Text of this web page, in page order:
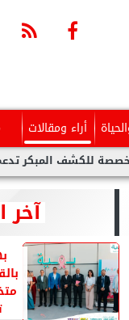
أراء ومقالات
تدعم صحة المرأة
آخر